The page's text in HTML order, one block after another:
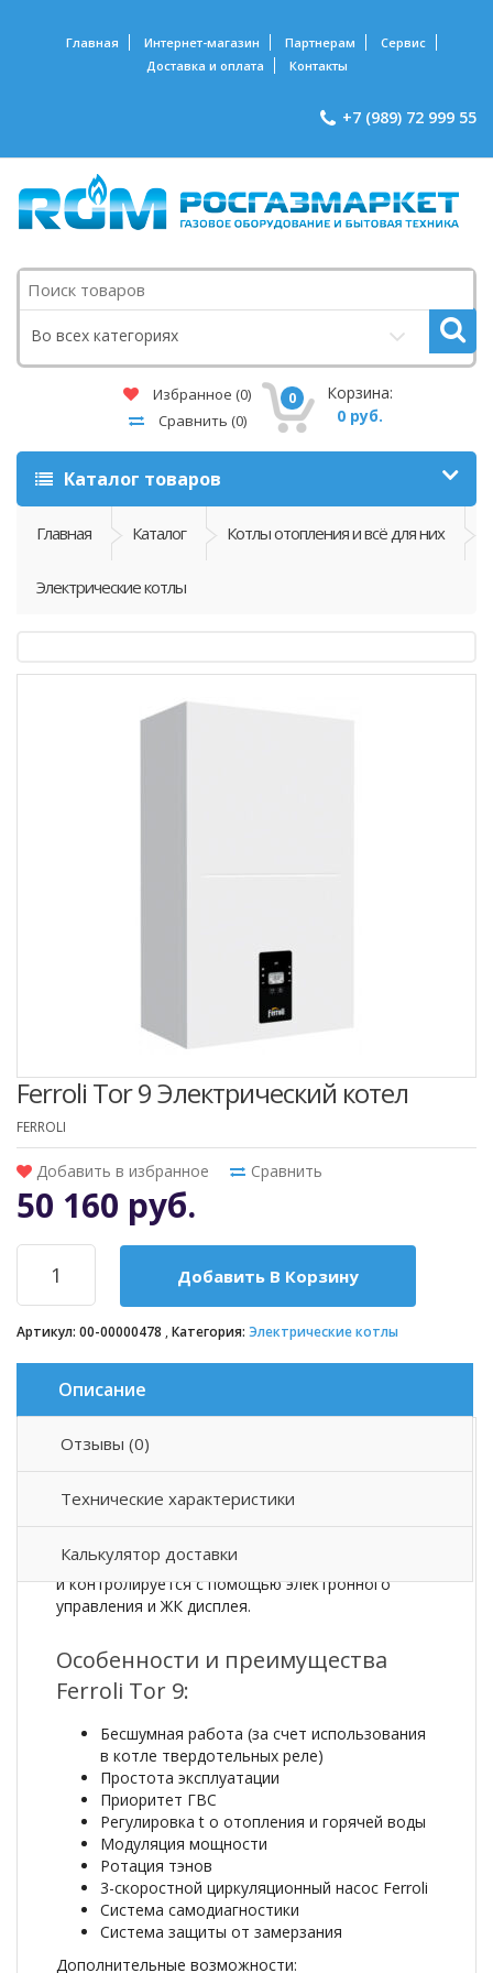
Главная Интернет-магазин Партнерам
Сервис
Доставка и оплата
Контакты
+7 (989) 72 999 55
Поиск
Во всех категориях
Избранное (0)
Сравнить (0)
0
Корзина:
0 руб.
Каталог товаров
Главная Каталог Котлы отопления и всё для них
Электрические котлы
Ferroli Tor 9 Электрический котел
FERROLI
Добавить в избранное Сравнить
50 160 руб.
Добавить В Корзину
Артикул: 00-00000478 Категория: Электрические котлы
Описание
Отзывы (0)
Технические характеристики
Калькулятор доставки
Описание товара
рядом привлекательных функций и возможностей
и контролируется с помощью электронного
управления и ЖК дисплея.
Особенности и преимущества
Ferroli Tor 9:
Бесшумная работа (за счет использования
в котле твердотельных реле)
Простота эксплуатации
Приоритет ГВС
Регулировка t o отопления и горячей воды
Модуляция мощности
Ротация тэнов
3-скоростной циркуляционный насос Ferroli
Система самодиагностики
Система защиты от замерзания
Дополнительные возможности: